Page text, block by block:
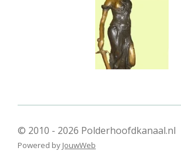
© 2010 - 2026 Polderhoofdkanaal.nl
Powered by JouwWeb